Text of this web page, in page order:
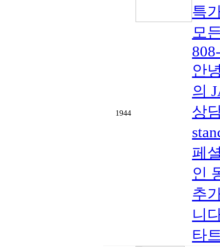
1944
특
모
안
의
상
페
인
추
니
타